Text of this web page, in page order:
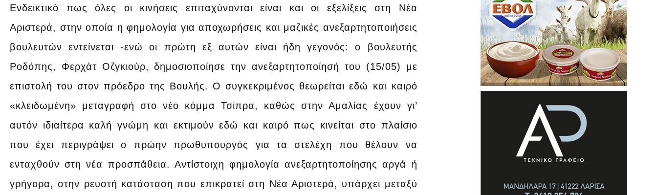
Ενδεικτικό πως όλες οι κινήσεις επιταχύνονται είναι και οι εξελίξεις στη Νέα
Αριστερά, στην οποία η φημολογία για αποχωρήσεις και μαζικές ανεξαρτητοποιήσεις
βουλευτών εντείνεται -ενώ οι πρώτη εξ αυτών είναι ήδη γεγονός: ο βουλευτής
Ροδόπης, Φερχάτ Οζγκιούρ, δημοσιοποίησε την ανεξαρτητοποίησή του (15/05) με
επιστολή του στον πρόεδρο της Βουλής. Ο συγκεκριμένος θεωρείται εδώ και καιρό
«κλειδωμένη» μεταγραφή στο νέο κόμμα Τσίπρα, καθώς στην Αμαλίας έχουν γι’
αυτόν ιδιαίτερα καλή γνώμη και εκτιμούν εδώ και καιρό πως κινείται στο πλαίσιο
που έχει περιγράψει ο πρώην πρωθυπουργός για τα στελέχη που θέλουν να
ενταχθούν στη νέα προσπάθεια. Αντίστοιχη φημολογία ανεξαρτητοποίησης αργά ή
γρήγορα, στην ρευστή κατάσταση που επικρατεί στη Νέα Αριστερά, υπάρχει μεταξύ